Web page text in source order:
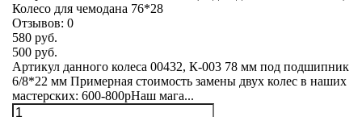
Колесо для чемодана 76*28
Отзывов: 0
580 руб.
500 руб.
Артикул данного колеса 00432, К-003 78 мм под подшипник
6/8*22 мм Примерная стоимость замены двух колес в наших
мастерских: 600-800рНаш мага...